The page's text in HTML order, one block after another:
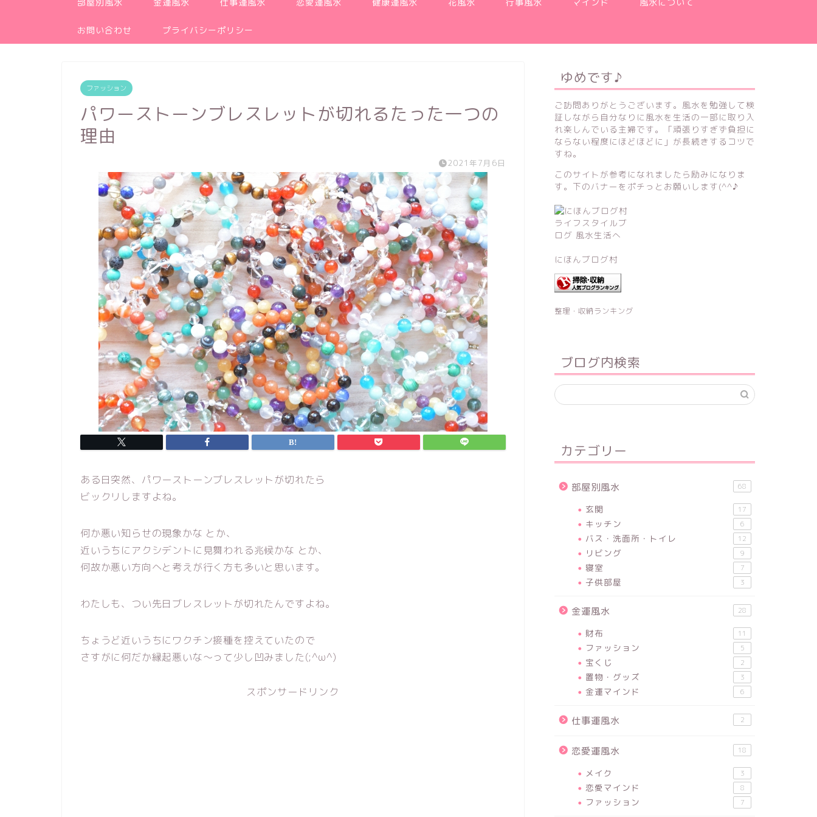
部屋別風水 金運風水 仕事運風水 恋愛運風水 健康運風水 花風水 行事風水 マインド 風水について
お問い合わせ プライバシーポリシー
ファッション
パワーストーンブレスレットが切れるたった一つの
理由
2021年7月6日
ある日突然、パワーストーンブレスレットが切れたら
ビックリしますよね。
何か悪い知らせの現象かな とか、
近いうちにアクシデントに見舞われる兆候かな とか、
何故か悪い方向へと考えが行く方も多いと思います。
わたしも、つい先日ブレスレットが切れたんですよね。
ちょうど近いうちにワクチン接種を控えていたので
さすがに何だか縁起悪いな～って少し凹みました(;^ω^)
スポンサードリンク
ゆめです♪
ご訪問ありがとうございます。風水を勉強して検
証しながら自分なりに風水を生活の一部に取り入
れ楽しんでいる主婦です。「頑張りすぎず負担に
ならない程度にほどほどに」が長続きするコツで
すね。
このサイトが参考になれましたら励みになりま
す。下のバナーをポチっとお願いします(^^♪
にほんブログ村
整理・収納ランキング
ブログ内検索
カテゴリー
部屋別風水 68
玄関 17
キッチン 6
バス・洗面所・トイレ 12
リビング 9
寝室 7
子供部屋 3
金運風水 28
財布 11
ファッション 5
宝くじ 2
置物・グッズ 3
金運マインド 6
仕事運風水 2
恋愛運風水 18
メイク 3
恋愛マインド 8
ファッション 7